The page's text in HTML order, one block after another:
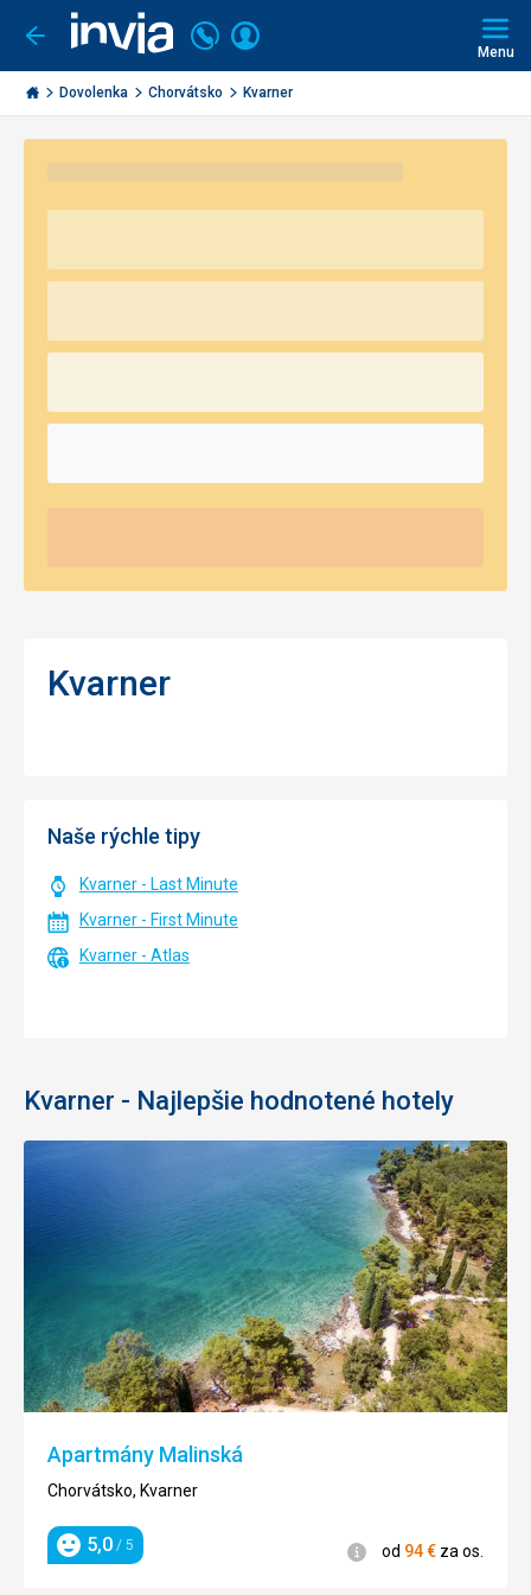
Ísť
späť
Invia.sk
Volajte
+421
2
3221
Prihlásiť
Menu
Dovolenka Chorvátsko Kvarner
Kvarner
Naše rýchle tipy
Kvarner - Last Minute
Kvarner - First Minute
Kvarner - Atlas
Kvarner - Najlepšie hodnotené hotely
Apartmány Malinská
Chorvátsko, Kvarner
Hodnotenie
5,0 / 5 Informácie
od 94€ za os.